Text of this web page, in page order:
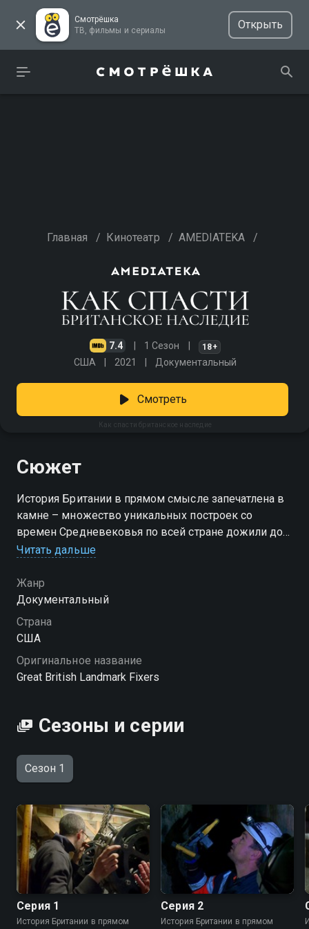
Смотрёшка
ТВ, фильмы и сериалы
Открыть
Главная / Кинотеатр / AMEDIATEKA /
7.4 1 Сезон 18+
США 2021 Документальный
Как спасти британское наследие
Смотреть
Сюжет
История Британии в прямом смысле запечатлена в
камне – множество уникальных построек со
времен Средневековья по всей стране дожили до
наших дней, но время берёт своё. Реставраторы и
за восстановление старинных зданий и сооружений,
попутно рассказывая зрителям о культуре, быте и
традициях британцев. Смотреть сериал «Как спасти
британское наследие» онлайн в хорошем качестве
Читать дальше
Жанр
Документальный
Страна
США
Оригинальное название
Great British Landmark Fixers
Сезоны и серии
Сезон 1
Серия 1
История Британии в прямом
Серия 2
История Британии в прямом